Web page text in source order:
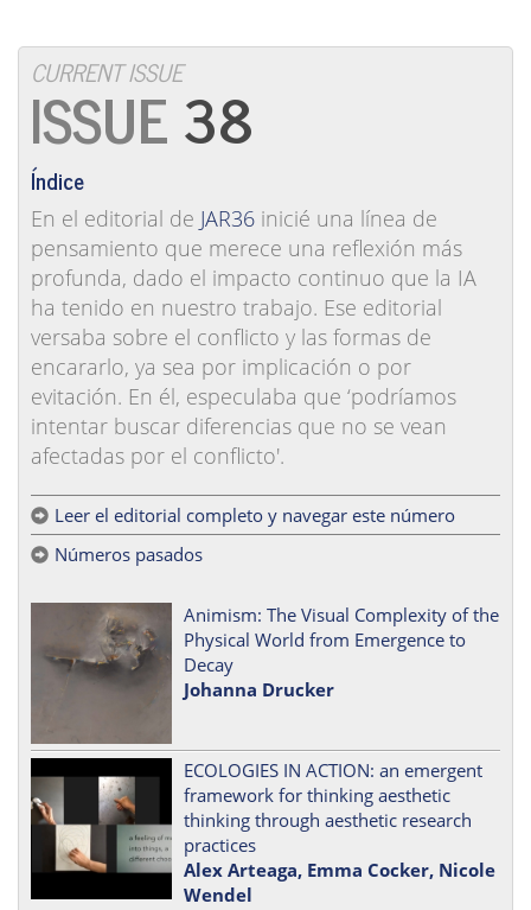
CURRENT ISSUE38
Índice
En el editorial de JAR36 inicié una línea de
pensamiento que merece una reflexión más
profunda, dado el impacto continuo que la IA
ha tenido en nuestro trabajo. Ese editorial
versaba sobre el conflicto y las formas de
encararlo, ya sea por implicación o por
evitación. En él, especulaba que ‘podríamos
intentar buscar diferencias que no se vean
afectadas por el conflicto'.
Leer el editorial completo y navegar este número
Números pasados
Animism: The Visual Complexity of the
Physical World from Emergence to
Decay
Johanna Drucker
ECOLOGIES IN ACTION: an emergent
framework for thinking aesthetic
thinking through aesthetic research
practices
Alex Arteaga, Emma Cocker, Nicole
Wendel